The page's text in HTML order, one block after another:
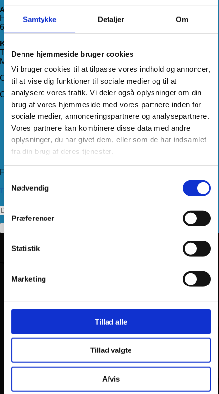
Samtykke Detaljer Om
Denne hjemmeside bruger cookies
Vi bruger cookies til at tilpasse vores indhold og annoncer,
til at vise dig funktioner til sociale medier og til at
analysere vores trafik. Vi deler også oplysninger om din
brug af vores hjemmeside med vores partnere inden for
sociale medier, annonceringspartnere og analysepartnere.
Vores partnere kan kombinere disse data med andre
oplysninger, du har givet dem, eller som de har indsamlet
fra din brug af deres tjenester.
Nødvendig
Præferencer
Statistik
Marketing
Tillad alle
Tillad valgte
Afvis
Adresse
Haderslevvej 78, st.
6200 Aabenraa
Kontakt os
Telefon:71 99 75 88
Mail:
CVR: 33994680
Om Hjemmeudstyr
Om os
Handelsbetingelser
Levering
Kundeservice
Returnering
Privatlivspolitik
Følg os
Tilmeld dig vores nyhedsbrev